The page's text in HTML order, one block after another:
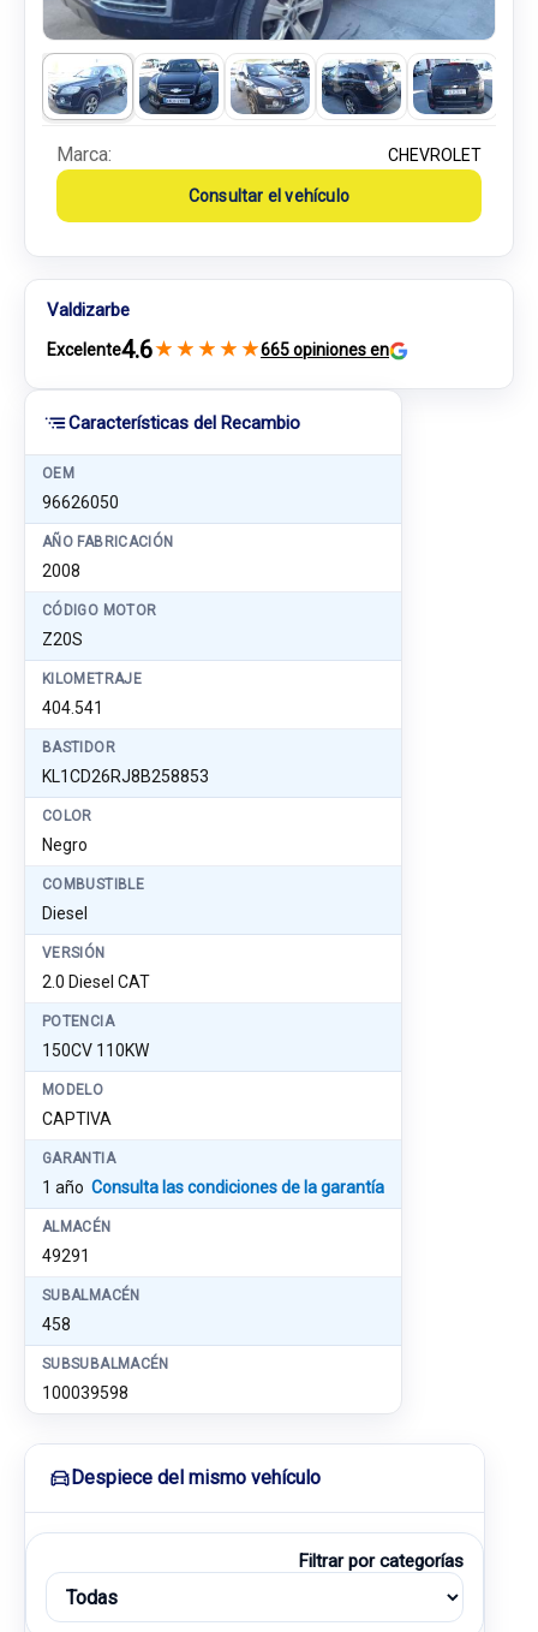
Características del Recambio
OEM
96626050
AÑO FABRICACIÓN
2008
CÓDIGO MOTOR
Z20S
KILOMETRAJE
404.541
BASTIDOR
KL1CD26RJ8B258853
COLOR
Negro
COMBUSTIBLE
Diesel
VERSIÓN
2.0 Diesel CAT
POTENCIA
150CV 110KW
MODELO
CAPTIVA
GARANTIA
1 año Consulta las condiciones de la garantía
ALMACÉN
49291
SUBALMACÉN
458
SUBSUBALMACÉN
100039598
Marca: CHEVROLET
Consultar el vehículo
Valdizarbe
Excelente4.6★ ★ ★ ★ ★665 opiniones en
Despiece del mismo vehículo
Filtrar por categorías